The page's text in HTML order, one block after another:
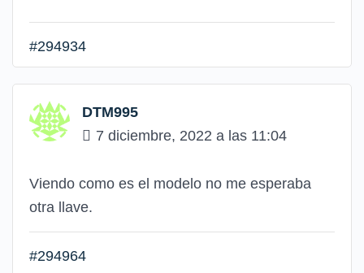
#294934
DTM995
7 diciembre, 2022 a las 11:04
Viendo como es el modelo no me esperaba
otra llave.
#294964